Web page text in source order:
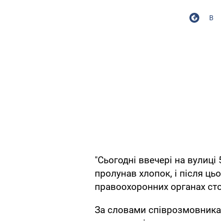
"Сьогодні ввечері на
пролунав хлопок, і після
правоохоронних органах
За словами